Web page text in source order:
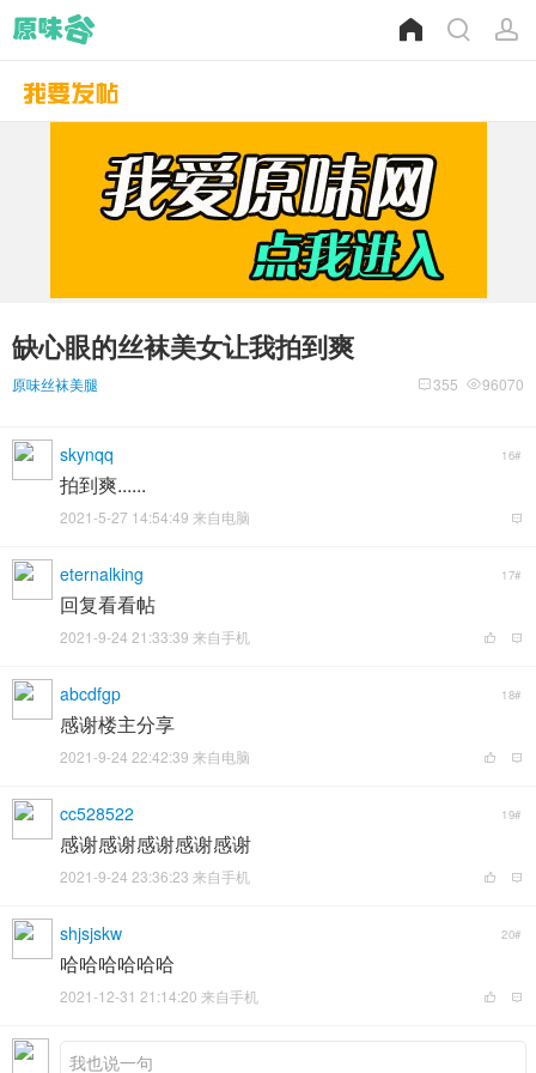
缺心眼的丝袜美女让我拍到爽
原味丝袜美腿 96070
355
skynqq 16#
拍到爽......
2021-5-27 14:54:49 来自电脑
eternalking 17#
回复看看帖
2021-9-24 21:33:39 来自手机
abcdfgp 18#
感谢楼主分享
2021-9-24 22:42:39 来自电脑
cc528522 19#
感谢感谢感谢感谢感谢
2021-9-24 23:36:23 来自手机
shjsjskw 20#
哈哈哈哈哈哈
2021-12-31 21:14:20 来自手机